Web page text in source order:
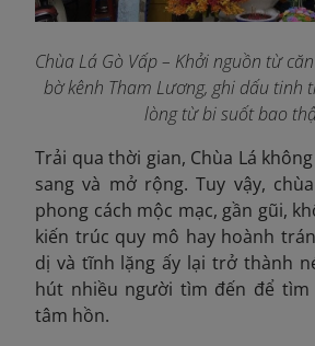
Chùa Lá Gò Vấp – Khởi nguồn từ
bờ kênh Tham Lương, ghi dấu tinh
lòng từ bi suốt bao
Trải qua thời gian, Chùa Lá
sang và mở rộng. Tuy vậy,
phong cách mộc mạc, gần gũi,
kiến trúc quy mô hay hoành
dị và tĩnh lặng ấy lại trở thành
hút nhiều người tìm đến để
tâm hồn.